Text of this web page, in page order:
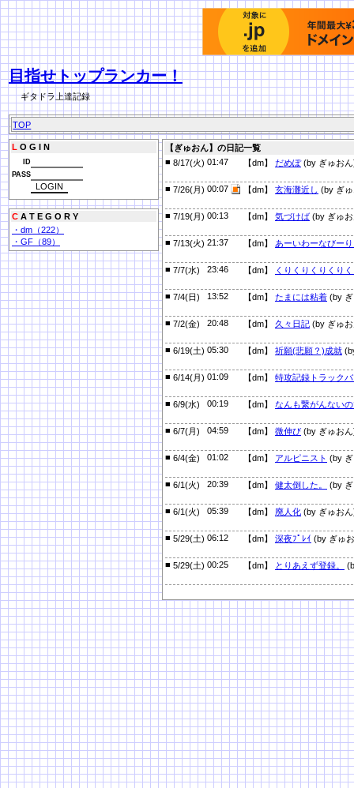
目指せトップランカー！
ギタドラ上達記録
TOP
L O G I N
ID
PASS
C A T E G O R Y
・dm（222）
・GF（89）
【ぎゅおん】の日記一覧
■ 8/17(火) 01:47 【dm】 だめぽ(by ぎゅお
■ 7/26(月) 00:07 【dm】 玄海灘近し (by ぎ
■ 7/19(月) 00:13 【dm】 気づけば (by ぎゅ
■ 7/13(火) 21:37 【dm】 あーいわーなびー
■ 7/7(水) 23:46 【dm】 くりくりくりくり
■ 7/4(日) 13:52 【dm】 たまには粘着 (by
■ 7/2(金) 20:48 【dm】 久々日記 (by ぎゅ
■ 6/19(土) 05:30 【dm】 祈願(悲願？)成就
■ 6/14(月) 01:09 【dm】 特攻記録トラック
■ 6/9(水) 00:19 【dm】 なんも繋がんない
■ 6/7(月) 04:59 【dm】 微伸び (by ぎゅお
■ 6/4(金) 01:02 【dm】 アルピニスト (by
■ 6/1(火) 20:39 【dm】 健太倒した。 (by
■ 6/1(火) 05:39 【dm】 廃人化 (by ぎゅお
■ 5/29(土) 06:12 【dm】 深夜ﾌﾟﾚｲ (by ぎゅ
■ 5/29(土) 00:25 【dm】 とりあえず登録。